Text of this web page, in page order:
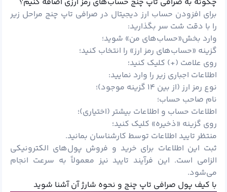
برای افزودن حساب ارز دیجیتال در صرافی تاپ چنج مراحل زیر
را با دقت شت سر بگذارید:
وارد بخش«حساب‌های من» شوید؛
گزینه «حساب‌های رمز ارز» را انتخاب کنید؛
روی علامت (+) کلیک کنید؛
اطلاعات اجباری زیر را وارد نمایید:
نوع رمز ارز (از بین ۱۴ گزینه موجود)؛
نام صاحب حساب؛
اطلاعات حساب و اطلاعات بیشتر (اختیاری)؛
روی گزینه «ذخیره» کلیک کنید؛
منتظر تایید اطلاعات توسط کارشناسان بمانید.
ثبت این اطلاعات برای خرید و فروش پول‌های الکترونیکی
الزامی است. این فرآیند تایید نیز معمولاً به سرعت انجام
می‌شود.
با کیف پول صرافی تاپ چنج و نحوه شارژ آن آشنا شوید